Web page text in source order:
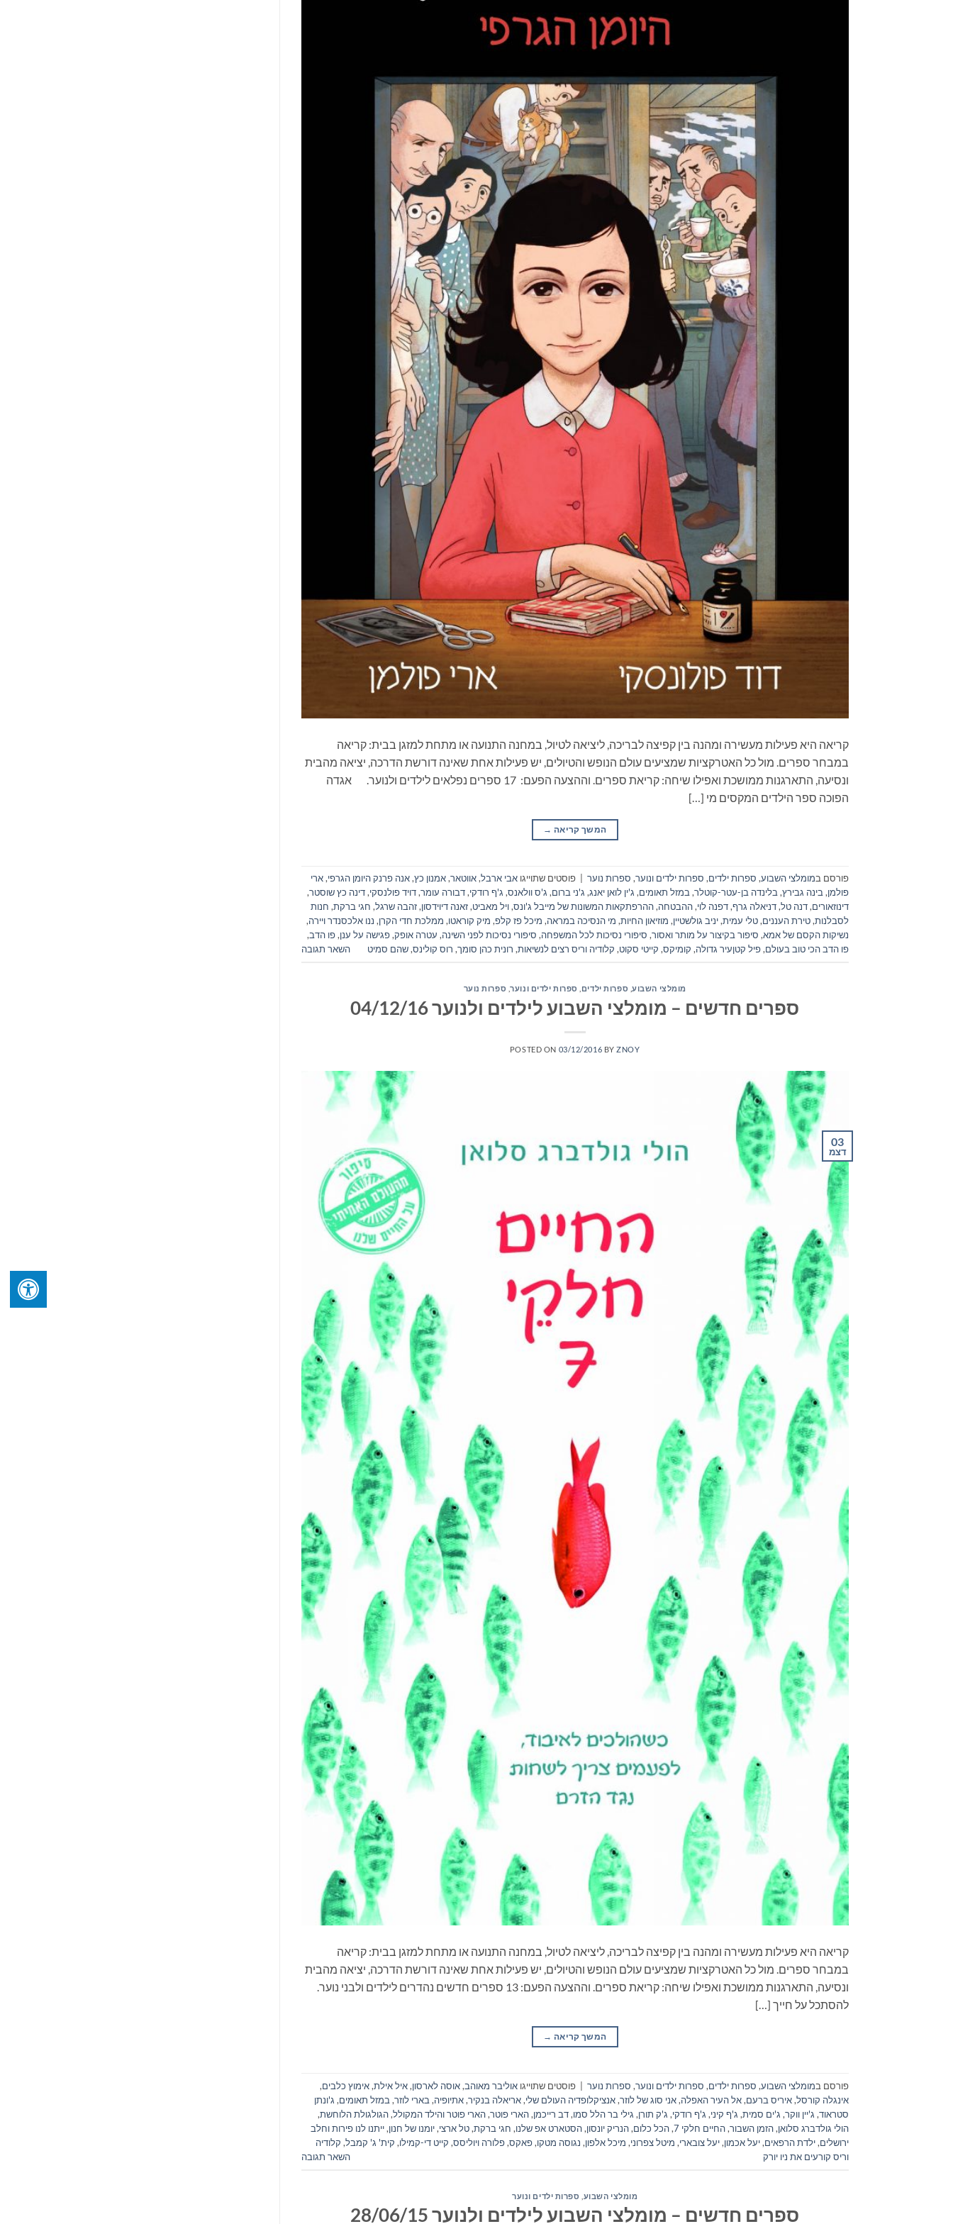
קריאה היא פעילות מעשירה ומהנה בין קפיצה לבריכה, ליציאה לטיול, במחנה התנועה או מתחת למזגן בבית: קריאה
במבחר ספרים. מול כל האטרקציות שמציעים עולם הנופש והטיולים, יש פעילות אחת שאינה דורשת הדרכה, יציאה מהבית
ונסיעה, התארגנות ממושכת ואפילו שיחה: קריאת ספרים. וההצעה הפעם: 17 ספרים נפלאים לילדים ולנוער. אגדה
הפוכה ספר הילדים המקסים מי […]
המשך קריאה →
פורסם במומלצי השבוע, ספרות ילדים, ספרות ילדים ונוער, ספרות נוער פוסטים שתוייגו אבי ארבל,אווטאר,אמנון כץ,אנה פרנק היומן הגרפי,ארי
פולמן,בינה גבירץ,בלינדה בן-עטר-קוטלר,במזל תאומים, ג'ין לואן יאנג, ג'ני ברום, ג'ס וולאנס, ג'ף רודקי,דבורה עומר,דויד פולנסקי,דינה כץ שוסטר,
דינוזאורים,דנה טל,דניאלה גרף,דפנה לוי,ההבטחה,ההרפתקאות המשונות של מייבל ג'ונס,ויל מאביט,זאנה דיוידסון,זהבה שרגל, חגי ברקת, חנות
לסבלנות,טירת העננים,טלי עמית,יניב גולשטיין, מוזיאון החיות, מי הנסיכה במראה, מיכל פז קלפ, מיק קוראטו, ממלכת חדי הקרן, ננו אלכסנדר ויירה,
נשיקות הקסם של אמא, סיפור בקיצור על מותר ואסור, סיפורי נסיכות לכל המשפחה, סיפורי נסיכות לפני השינה, עטרה אופק,פגישה על ענן,פו הדב,
פו הדב הכי טוב בעולם,פיל קטןעיר גדולה, קומיקס, קייטי סקוט, קלודיה וריס רצים לנשיאות, רונית כהן סומך, רוס קולינס,שהם סמיט השאר תגובה
מומלצי השבוע, ספרות ילדים ספרות ילדים ונוער, ספרות נוער
ספרים חדשים – מומלצי השבוע לילדים ולנוער 04/12/16
POSTED ON 03/12/2016 BYZNOY
03
דצמ
קריאה היא פעילות מעשירה ומהנה בין קפיצה לבריכה, ליציאה לטיול, במחנה התנועה או מתחת למזגן בבית: קריאה
במבחר ספרים. מול כל האטרקציות שמציעים עולם הנופש והטיולים, יש פעילות אחת שאינה דורשת הדרכה, יציאה מהבית
ונסיעה, התארגנות ממושכת ואפילו שיחה: קריאת ספרים. וההצעה הפעם: 13 ספרים חדשים נהדרים לילדים ולבני נוער.
להסתכל על חייך […]
המשך קריאה →
פורסם במומלצי השבוע, ספרות ילדים, ספרות ילדים ונוער, ספרות נוער פוסטים שתוייגו אוליבר מאוהב,אוסה לארסון,איל אילת,אימוץ כלבים,
אינגלה קורסל,איריס ברעם,אל העיר האפלה,אני סוג של לוזר,אנציקלופדיה העולם שלי,אריאלה בנקיר,אתיופיה, בארי לוזר, במזל תאומים, ג'ונתן
סטראוד, ג'יין ווקר, ג'ים סמית, ג'ף קיני, ג'ף רודקי, ג'ק תורן, גילי בר הלל סמו,דב רייכמן,הארי פוטר,הארי פוטר והילד המקולל,הגולגולת הלוחשת,
הולי גולדברג סלואן,הזמן השבור,החיים חלקי 7 ,הכל כלום,הנריק יונסון,הסטארט אפ שלנו, חגי ברקת,טל ארצי,יומנו של חנון,ייתנו לנו פירות וחלב
ירושלים,ילדת הרפאים,יעל אכמון,יעל צובארי, מיטל צפרוני, מיכל אלפון, נגוסה מטקו,פאקס,פלורה ויוליסס, קייט די-קמילו, קית' ג' קמבל, קלודיה
וריס קורעים את ניו יורק
השאר תגובה
מומלצי השבוע ספרות ילדים ונוער
ספרים חדשים – מומלצי השבוע לילדים ולנוער 28/06/15